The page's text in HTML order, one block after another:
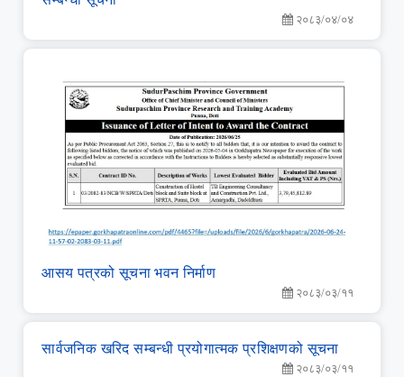
२०८३/०४/०४
आसय पत्रको सूचना भवन निर्माण
२०८३/०३/११
सार्वजनिक खरिद सम्‍बन्‍धी प्रयोगात्‍मक प्रशिक्षणको सूचना
२०८३/०३/११